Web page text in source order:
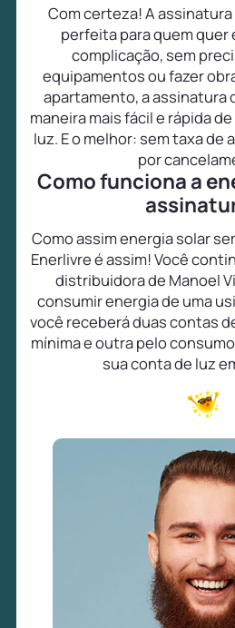
Com certeza! A
perfeita para quem quer
complicação, sem
equipamentos ou fazer
apartamento, a assinatura
maneira mais fácil e rápida
luz. E o melhor: sem taxa de
por
Como funciona a
Como assim energia solar
Enerlivre é assim! Você
distribuidora de Manoel
consumir energia de uma
você receberá duas contas
mínima e outra pelo
sua conta de luz